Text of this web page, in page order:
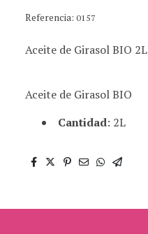
Referencia: 0157
Aceite de Girasol BIO 2L
Aceite de Girasol BIO
Cantidad: 2L